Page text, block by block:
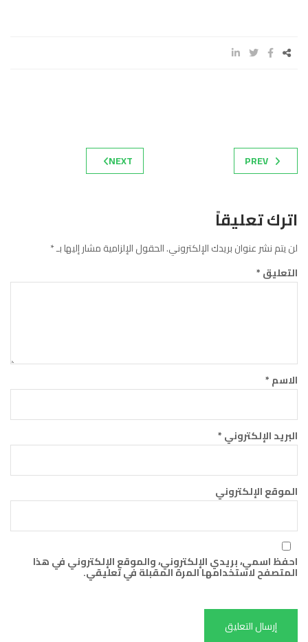
PREV
NEXT
اترك تعليقاً
لن يتم نشر عنوان بريدك الإلكتروني.الحقول الإلزامية مشار إليها بـ*
التعليق*
الاسم*
البريد الإلكتروني*
الموقع الإلكتروني
احفظ اسمي، بريدي الإلكتروني، والموقع الإلكتروني في هذا
المتصفح لاستخدامها المرة المقبلة في تعليقي.